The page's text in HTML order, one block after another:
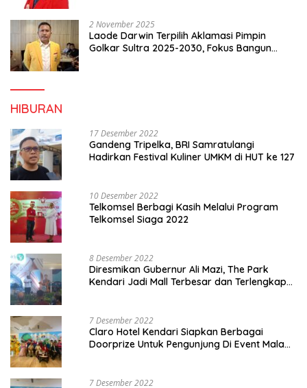
2 November 2025
Laode Darwin Terpilih Aklamasi Pimpin
Golkar Sultra 2025-2030, Fokus Bangun
HIBURAN
17 Desember 2022
Gandeng Tripelka, BRI Samratulangi
Hadirkan Festival Kuliner UMKM di HUT ke 127
10 Desember 2022
Telkomsel Berbagi Kasih Melalui Program
Telkomsel Siaga 2022
8 Desember 2022
Diresmikan Gubernur Ali Mazi, The Park
Kendari Jadi Mall Terbesar dan Terlengkap
7 Desember 2022
Claro Hotel Kendari Siapkan Berbagai
Doorprize Untuk Pengunjung Di Event Malam
7 Desember 2022